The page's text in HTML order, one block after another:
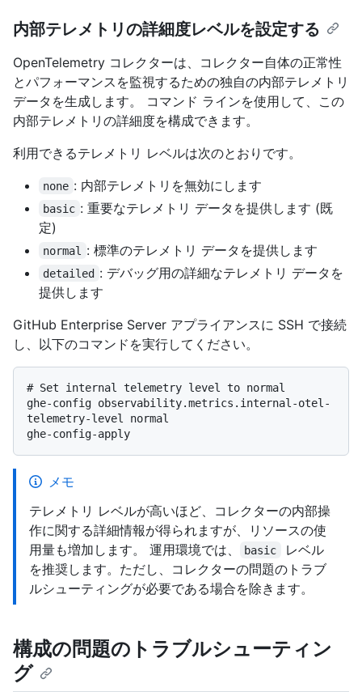
内部テレメトリの詳細度レベルを設定する
OpenTelemetry コレクターは、コレクター自体の正常性
とパフォーマンスを監視するための独自の内部テレメトリ
データを生成します。 コマンド ラインを使用して、この
内部テレメトリの詳細度を構成できます。
利用できるテレメトリ レベルは次のとおりです。
none : 内部テレメトリを無効にします
basic : 重要なテレメトリ データを提供します (既
定)
normal : 標準のテレメトリ データを提供します
detailed : デバッグ用の詳細なテレメトリ データを
提供します
GitHub Enterprise Server アプライアンスに SSH で接続
し、以下のコマンドを実行してください。
# Set internal telemetry level to normal
ghe-config observability.metrics.internal-otel-
telemetry-level normal
メモ
テレメトリ レベルが高いほど、コレクターの内部操
作に関する詳細情報が得られますが、リソースの使
用量も増加します。 運用環境では、
basic
レベル
を推奨します。ただし、コレクターの問題のトラブ
ルシューティングが必要である場合を除きます。
構成の問題のトラブルシューティン
グ